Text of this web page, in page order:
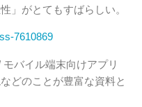
」がとてもすばらしい。
7610869
バイル端末向けアプリ
どのことが豊富な資料と